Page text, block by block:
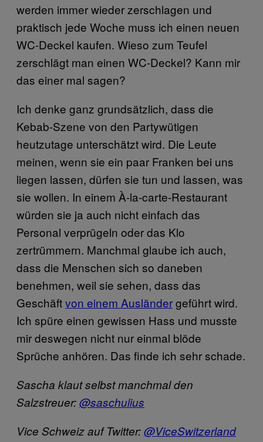
werden immer wieder zerschlagen und
praktisch jede Woche muss ich einen neuen
WC-Deckel kaufen. Wieso zum Teufel
zerschlägt man einen WC-Deckel? Kann mir
das einer mal sagen?
Ich denke ganz grundsätzlich, dass die
Kebab-Szene von den Partywütigen
heutzutage unterschätzt wird. Die Leute
meinen, wenn sie ein paar Franken bei uns
liegen lassen, dürfen sie tun und lassen, was
sie wollen. In einem À-la-carte-Restaurant
würden sie ja auch nicht einfach das
Personal verprügeln oder das Klo
zertrümmern. Manchmal glaube ich auch,
dass die Menschen sich so daneben
benehmen, weil sie sehen, dass das
Geschäftvon einem Ausländergeführt wird.
Ich spüre einen gewissen Hass und musste
mir deswegen nicht nur einmal blöde
Sprüche anhören. Das finde ich sehr schade.
Sascha klaut selbst manchmal den
Salzstreuer:@saschulius
Vice Schweiz auf Twitter:@ViceSwitzerland